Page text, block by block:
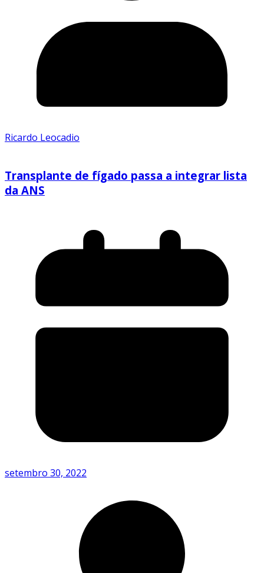
Ricardo Leocadio
Transplante de fígado passa a integrar lista
da ANS
setembro 30, 2022